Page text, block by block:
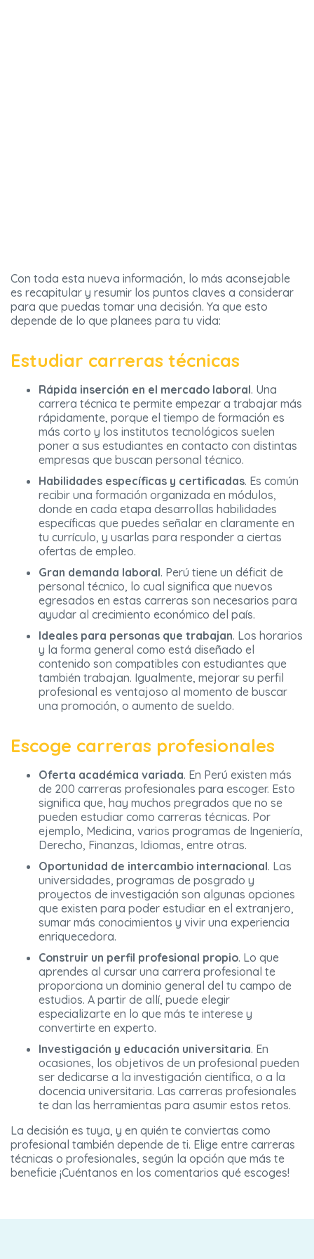
Con toda esta nueva información, lo más aconsejable
es recapitular y resumir los puntos claves a considerar
para que puedas tomar una decisión. Ya que esto
depende de lo que planees para tu vida:
Estudiar carreras técnicas
Rápida inserción en el mercado laboral. Una
carrera técnica te permite empezar a trabajar más
rápidamente, porque el tiempo de formación es
más corto y los institutos tecnológicos suelen
poner a sus estudiantes en contacto con distintas
empresas que buscan personal técnico.
Habilidades específicas y certificadas. Es común
recibir una formación organizada en módulos,
donde en cada etapa desarrollas habilidades
específicas que puedes señalar en claramente en
tu currículo, y usarlas para responder a ciertas
ofertas de empleo.
Gran demanda laboral. Perú tiene un déficit de
personal técnico, lo cual significa que nuevos
egresados en estas carreras son necesarios para
ayudar al crecimiento económico del país.
Ideales para personas que trabajan. Los horarios
y la forma general como está diseñado el
contenido son compatibles con estudiantes que
también trabajan. Igualmente, mejorar su perfil
profesional es ventajoso al momento de buscar
una promoción, o aumento de sueldo.
Escoge carreras profesionales
Oferta académica variada. En Perú existen más
de 200 carreras profesionales para escoger. Esto
significa que, hay muchos pregrados que no se
pueden estudiar como carreras técnicas. Por
ejemplo, Medicina, varios programas de Ingeniería,
Derecho, Finanzas, Idiomas, entre otras.
Oportunidad de intercambio internacional. Las
universidades, programas de posgrado y
proyectos de investigación son algunas opciones
que existen para poder estudiar en el extranjero,
sumar más conocimientos y vivir una experiencia
enriquecedora.
Construir un perfil profesional propio. Lo que
aprendes al cursar una carrera profesional te
proporciona un dominio general del tu campo de
estudios. A partir de allí, puede elegir
especializarte en lo que más te interese y
convertirte en experto.
Investigación y educación universitaria. En
ocasiones, los objetivos de un profesional pueden
ser dedicarse a la investigación científica, o a la
docencia universitaria. Las carreras profesionales
te dan las herramientas para asumir estos retos.
La decisión es tuya, y en quién te conviertas como
profesional también depende de ti. Elige entre carreras
técnicas o profesionales, según la opción que más te
beneficie ¡Cuéntanos en los comentarios qué escoges!